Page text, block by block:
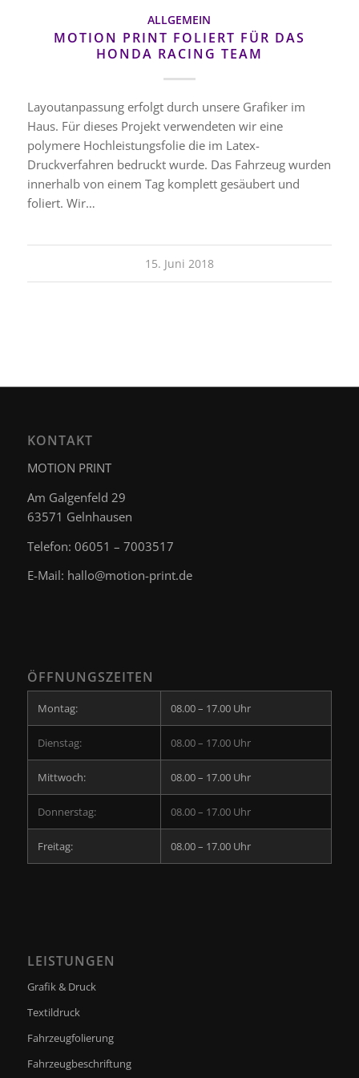
ALLGEMEIN
MOTION PRINT FOLIERT FÜR DAS
HONDA RACING TEAM
Layoutanpassung erfolgt durch unsere Grafiker im
Haus. Für dieses Projekt verwendeten wir eine
polymere Hochleistungsfolie die im Latex-
Druckverfahren bedruckt wurde. Das Fahrzeug wurden
innerhalb von einem Tag komplett gesäubert und
foliert. Wir…
15. Juni 2018
KONTAKT
MOTION PRINT
Am Galgenfeld 29
63571 Gelnhausen
Telefon: 06051 – 7003517
E-Mail: hallo@motion-print.de
ÖFFNUNGSZEITEN
Montag: 08.00 – 17.00 Uhr
Dienstag: 08.00 – 17.00 Uhr
Mittwoch: 08.00 – 17.00 Uhr
Donnerstag: 08.00 – 17.00 Uhr
Freitag: 08.00 – 17.00 Uhr
LEISTUNGEN
Grafik & Druck
Textildruck
Fahrzeugfolierung
Fahrzeugbeschriftung